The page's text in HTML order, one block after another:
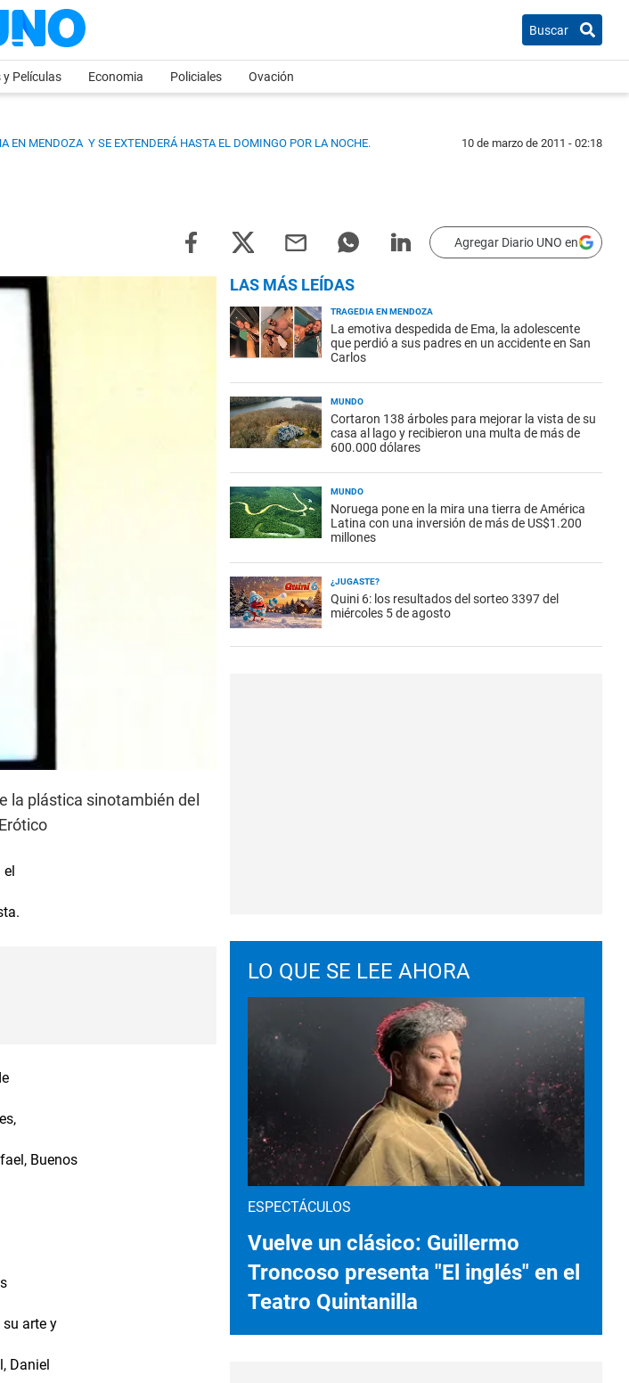
Buscar
y Películas Economia Policiales Ovación
EN MENDOZA Y SE EXTENDERÁ HASTA EL DOMINGO POR LA NOCHE. 10 de marzo de 2011 - 02:18
Agregar Diario UNO en
la plástica sinotambién del
Buenos
arte y
Daniel
LAS MÁS LEÍDAS
TRAGEDIA EN MENDOZA
La emotiva despedida de Ema, la adolescente
que perdió a sus padres en un accidente en San
Carlos
MUNDO
Cortaron 138 árboles para mejorar la vista de su
casa al lago y recibieron una multa de más de
600.000 dólares
MUNDO
Noruega pone en la mira una tierra de América
Latina con una inversión de más de US$1.200
millones
¿JUGASTE?
Quini 6: los resultados del sorteo 3397 del
miércoles 5 de agosto
LO QUE SE LEE AHORA
ESPECTÁCULOS
Vuelve un clásico: Guillermo
Troncoso presenta "El inglés" en el
Teatro Quintanilla